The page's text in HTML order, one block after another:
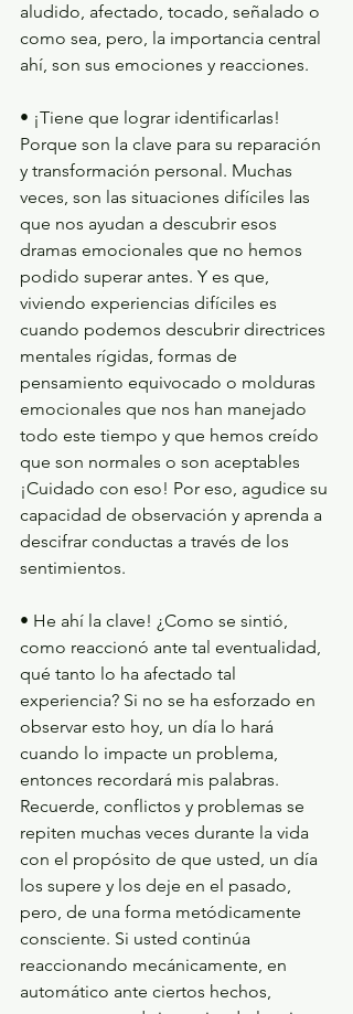
aludido, afectado, tocado, señalado o
como sea, pero, la importancia central
ahí, son sus emociones y reacciones.
• ¡Tiene que lograr identificarlas!
Porque son la clave para su reparación
y transformación personal. Muchas
veces, son las situaciones difíciles las
que nos ayudan a descubrir esos
dramas emocionales que no hemos
podido superar antes. Y es que,
viviendo experiencias difíciles es
cuando podemos descubrir directrices
mentales rígidas, formas de
pensamiento equivocado o molduras
emocionales que nos han manejado
todo este tiempo y que hemos creído
que son normales o son aceptables
¡Cuidado con eso! Por eso, agudice su
capacidad de observación y aprenda a
descifrar conductas a través de los
sentimientos.
• He ahí la clave! ¿Como se sintió,
como reaccionó ante tal eventualidad,
qué tanto lo ha afectado tal
experiencia? Si no se ha esforzado en
observar esto hoy, un día lo hará
cuando lo impacte un problema,
entonces recordará mis palabras.
Recuerde, conflictos y problemas se
repiten muchas veces durante la vida
con el propósito de que usted, un día
los supere y los deje en el pasado,
pero, de una forma metódicamente
consciente. Si usted continúa
reaccionando mecánicamente, en
automático ante ciertos hechos,